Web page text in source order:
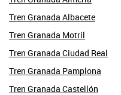
Tren Granada Albacete
Tren Granada Motril
Tren Granada Ciudad Real
Tren Granada Pamplona
Tren Granada Castellón